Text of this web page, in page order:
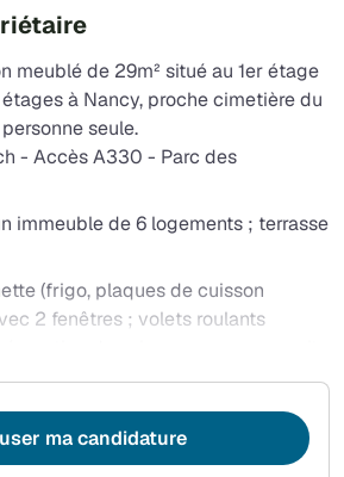
meublé de 29m² situé au 1er étage
à Nancy, proche cimetière du
seule.
- Accès A330 - Parc des
immeuble de 6 logements ; terrasse
(frigo, plaques de cuisson
2 fenêtres ; volets roulants
WC, douche, meuble sèche
linge.
charges mensuelles (eau,
ma candidature